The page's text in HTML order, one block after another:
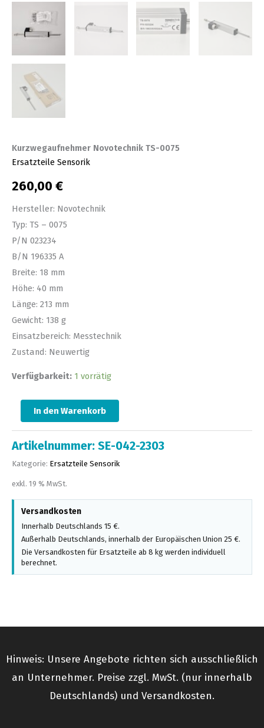
Kurzwegaufnehmer Novotechnik TS-0075
Ersatzteile Sensorik
260,00 €
Hersteller: Novotechnik
Typ: TS – 0075
P/N 023234
B/N 196335 A
Breite: 18 mm
Höhe: 40 mm
Länge: 213 mm
Gewicht: 138 g
Einsatzbereich: Messtechnik
Zustand: Neuwertig
Verfügbarkeit: 1 vorrätig
In den Warenkorb
Artikelnummer: SE-042-2303
Kategorie: Ersatzteile Sensorik
exkl. 19 % MwSt.
Versandkosten
Innerhalb Deutschlands 15 €.
Außerhalb Deutschlands, innerhalb der Europäischen Union 25 €.
Die Versandkosten für Ersatzteile ab 8 kg werden individuell
berechnet.
Hinweis: Unsere Angebote richten sich ausschließlich
an Unternehmer. Preise zzgl. MwSt. (nur innerhalb
Deutschlands) und Versandkosten.